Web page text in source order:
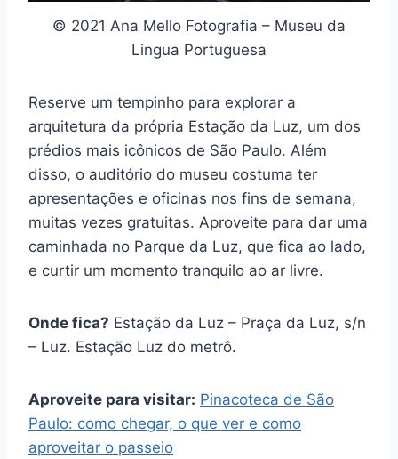
© 2021 Ana Mello Fotografia – Museu da
Lingua Portuguesa
Reserve um tempinho para explorar a
arquitetura da própria Estação da Luz, um dos
prédios mais icônicos de São Paulo. Além
disso, o auditório do museu costuma ter
apresentações e oficinas nos fins de semana,
muitas vezes gratuitas. Aproveite para dar uma
caminhada no Parque da Luz, que fica ao lado,
e curtir um momento tranquilo ao ar livre.
Onde fica? Estação da Luz – Praça da Luz, s/n
– Luz. Estação Luz do metrô.
Aproveite para visitar: Pinacoteca de São
Paulo: como chegar, o que ver e como
aproveitar o passeio